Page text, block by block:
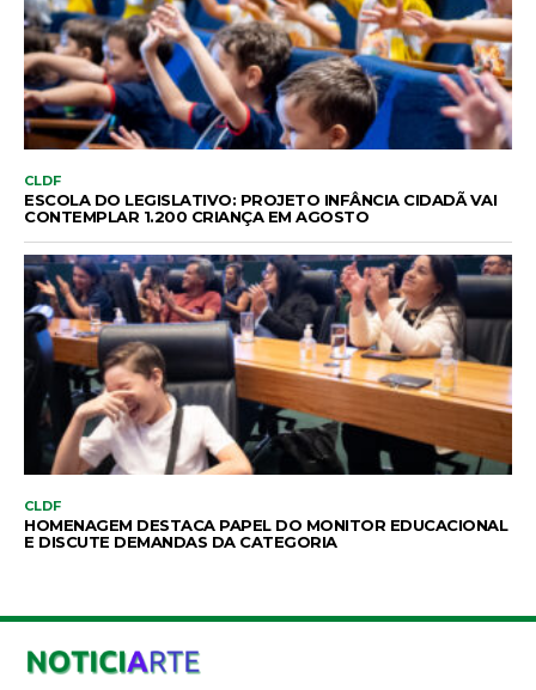
CLDF
ESCOLA DO LEGISLATIVO: PROJETO INFÂNCIA CIDADÃ VAI
CONTEMPLAR 1.200 CRIANÇA EM AGOSTO
CLDF
HOMENAGEM DESTACA PAPEL DO MONITOR EDUCACIONAL
E DISCUTE DEMANDAS DA CATEGORIA